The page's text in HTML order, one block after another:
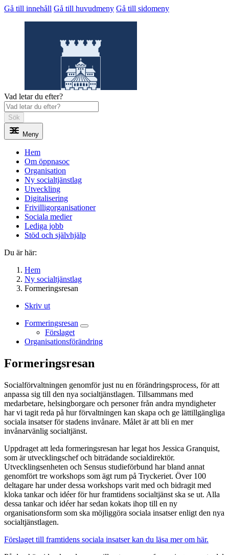
Gå till innehåll Gå till huvudmeny Gå till sidomeny
Öppnasoc
Vad letar du efter?
Sök
Meny
Hem
Om öppnasoc
Organisation
Ny socialtjänstlag
Utveckling
Digitalisering
Frivilligorganisationer
Sociala medier
Lediga jobb
Stöd och självhjälp
Du är här:
Hem
Ny socialtjänstlag
Formeringsresan
Skriv ut
Formeringsresan
Förslaget
Organisationsförändring
Formeringsresan
Socialförvaltningen genomför just nu en förändringsprocess, för att
anpassa sig till den nya socialtjänstlagen. Tillsammans med
medarbetare, helsingborgare och personer från andra myndigheter
har vi tagit reda på hur förvaltningen kan skapa och ge lättillgängliga
sociala insatser för stadens invånare. Målet är att bli en mer
invånarvänlig socialtjänst.
Uppdraget att leda formeringsresan har legat hos Jessica Granquist,
som är utvecklingschef och biträdande socialdirektör.
Utvecklingsenheten och Sensus studieförbund har bland annat
genomfört tre workshops som ägt rum på Tryckeriet. Över 100
deltagare har under dessa workshops varit med och bidragit med
kloka tankar och idéer för hur framtidens socialtjänst ska se ut. Alla
dessa tankar och idéer har sedan kokats ihop till en ny
organisationsform som ska möjliggöra sociala insatser enligt den nya
socialtjänstlagen.
Förslaget till framtidens sociala insatser kan du läsa mer om här.